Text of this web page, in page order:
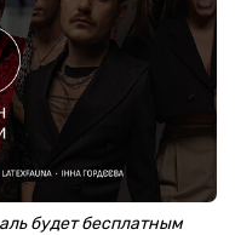
будет бесплатным